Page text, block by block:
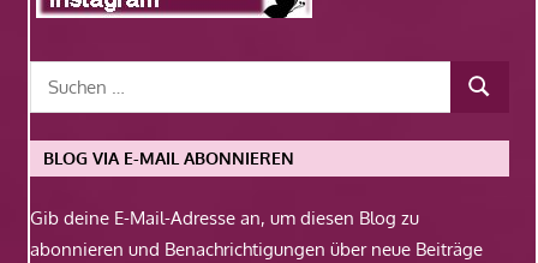
BLOG VIA E-MAIL ABONNIEREN
Gib deine E-Mail-Adresse an, um diesen Blog zu
abonnieren und Benachrichtigungen über neue Beiträge